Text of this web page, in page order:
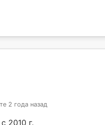
2 года назад
2010 г.